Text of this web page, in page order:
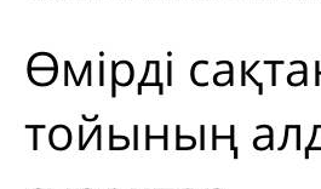
Өмірді
тойының